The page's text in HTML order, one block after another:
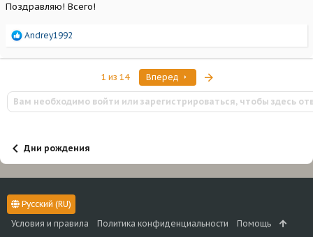
Поздравляю! Всего!
Р
а
и
и
:
Andrey1992
1 из 14 Вперед
Вам необходимо войти или зарегистрироваться, чтобы здесь
Дни рождения
Русский (RU)
Условия и правила
Политика конфиденциальности Помощь